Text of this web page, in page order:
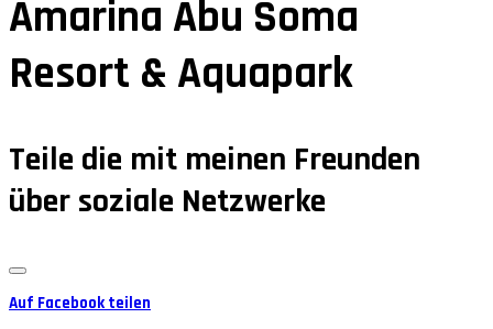
Amarina Abu Soma
Resort & Aquapark
Teile die mit meinen Freunden
über soziale Netzwerke
Auf Facebook teilen